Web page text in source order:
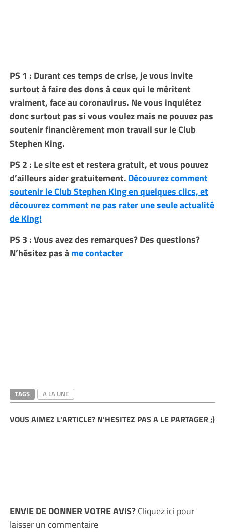
PS 1 : Durant ces temps de crise, je vous invite
surtout à faire des dons à ceux qui le méritent
vraiment, face au coronavirus. Ne vous inquiétez
donc surtout pas si vous voulez mais ne pouvez pas
soutenir financièrement mon travail sur le Club
Stephen King.
PS 2 : Le site est et restera gratuit, et vous pouvez
d’ailleurs aider gratuitement. Découvrez comment
soutenir le Club Stephen King en quelques clics, et
découvrez comment ne pas rater une seule actualité
de King!
PS 3 : Vous avez des remarques? Des questions?
N’hésitez pas àme contacter
TAGS A LA UNE
VOUS AIMEZ L'ARTICLE? N'HESITEZ PAS A LE PARTAGER ;)
ENVIE DE DONNER VOTRE AVIS?Cliquez ici pour
laisser un commentaire